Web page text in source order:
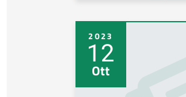
2023
12
Ott